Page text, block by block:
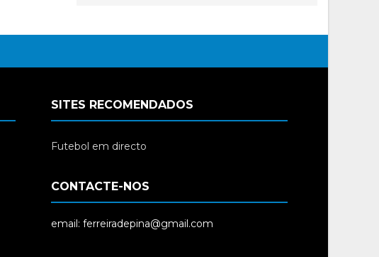
SITES RECOMENDADOS
Futebol em directo
CONTACTE-NOS
email: ferreiradepina@gmail.com